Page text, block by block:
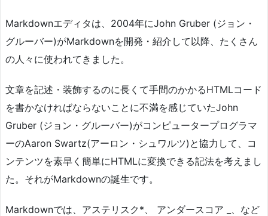
Markdownエディタは、2004年にJohn Gruber (ジョン・
グルーバー)がMarkdownを開発・紹介して以降、たくさん
の人々に使われてきました。
文章を記述・装飾するのに長くて手間のかかるHTMLコード
を書かなければならないことに不満を感じていたJohn
Gruber (ジョン・グルーバー)がコンピュータープログラマ
ーのAaron Swartz(アーロン・シュワルツ)と協力して、コ
ンテンツを素早く簡単にHTMLに変換できる記法を考えまし
た。それがMarkdownの誕生です。
Markdownでは、アステリスク*、 アンダースコア _、など